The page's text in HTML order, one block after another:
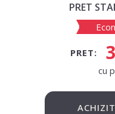
PRET
PRET:
сu